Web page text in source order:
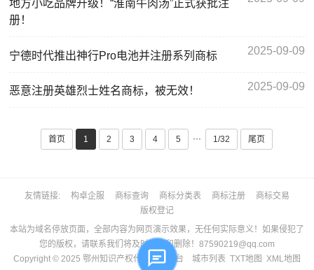
地方小吃品牌升级！“淮南牛肉汤”正式获批注
册！
宁德时代推出神行Pro电池并注册系列商标 2025-09-09
恶意注册英雄烈士姓名商标，被无效！ 2025-09-09
首页 1 2 3 4 5 ··· 1/32 尾页
友情链接 构卓企服 商标查询 商标分类表 商标注册
商标交易
版权登记
本站为域名停放页面，全部内容为网页演示效果，无任何实际意义！如果侵犯了
您的版权，请联系我们将及时更正和删除！87590219@qq.com
Copyright © 2025 鄂州知识产权代理服务平台 城市列表 TXT地图 XML地图